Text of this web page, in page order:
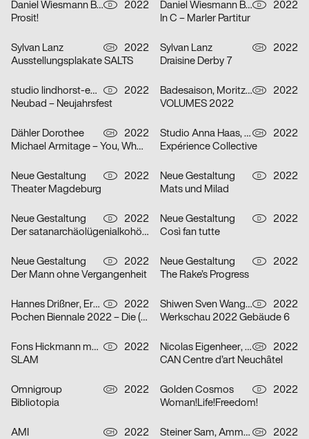
Daniel Wiesmann Büro für Gestaltung, Radziejewski Robert D
2022
Prosit!
Daniel Wiesmann Büro für Gestaltung D
2022
In C – Marler Partitur
Sylvan Lanz CH
2022
Ausstellungsplakate SALTS
Sylvan Lanz CH
2022
Draisine Derby 7
studio lindhorst-emme+hinrichs, Momo Egli D
2022
Neubad – Neujahrsfest
Badesaison, Moritz Furger CH
2022
VOLUMES 2022
Dähler Dorothee CH
2022
Michael Armitage – You, Who are Still Alive
Studio Anna Haas, Gina Burri CH
2022
Expérience Collective
Neue Gestaltung D
2022
Theater Magdeburg
Neue Gestaltung D
2022
Mats und Milad
Neue Gestaltung D
2022
Der satanarchäolügenialkohöllische Wunschpunsch
Neue Gestaltung D
2022
Così fan tutte
Neue Gestaltung D
2022
Der Mann ohne Vergangenheit
Neue Gestaltung D
2022
The Rake’s Progress
Hannes Drißner, Erkan Elias D
2022
Pochen Biennale 2022 – Die (neue) Vermessung der Welt
Shiwen Sven Wang, Breidenich Friedrich D
2022
Werkschau 2022 Gebäude 6
Fons Hickmann m23 D
2022
SLAM
Nicolas Eigenheer, Noémie Gygax (no-do), Sebastian Verdon CH
2022
CAN Centre d’art Neuchâtel
Omnigroup CH
2022
Bibliotopia
Golden Cosmos D
2022
Woman!Life!Freedom!
AMI CH
2022
Steiner Sam, Ammann Sirkka CH
2022